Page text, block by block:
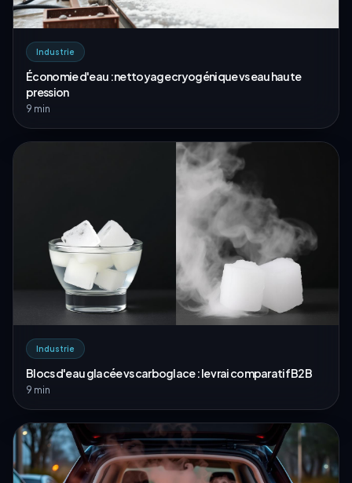
Industrie
Économie d'eau : nettoyage cryogénique vs eau haute
pression
9 min
Industrie
Blocs d'eau glacée vs carboglace : le vrai comparatif B2B
9 min